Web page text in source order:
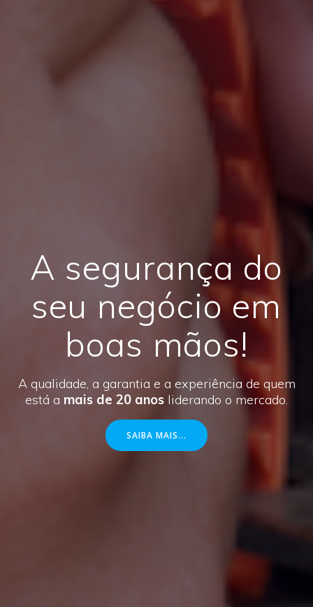
A segurança do
seu negócio em
boas mãos!
A qualidade, a garantia e a experiência de quem
está a mais de 20 anos liderando o mercado.
SAIBA MAIS...